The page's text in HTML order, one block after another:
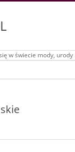
w świecie mody, urody